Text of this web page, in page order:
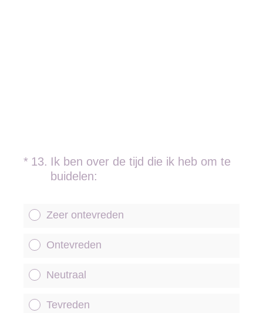
* 13. Ik ben over de tijd die ik heb om te
buidelen:
(Vereist.)
Zeer ontevreden
Ontevreden
Neutraal
Tevreden